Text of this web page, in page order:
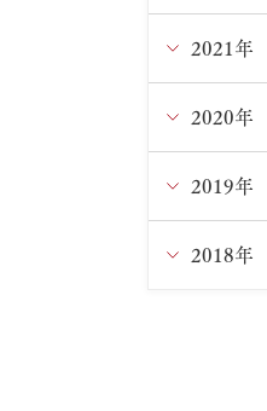
5月
2月
10月
9月
6月
5月
11月
10月
9月
6月
12月
10月
9月
7月
2021年
12月
7月
4月
2020年
9月
6月
2019年
10月
2018年